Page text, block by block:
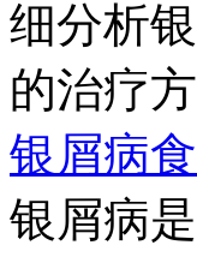
细分析
的治疗
银屑病
银屑病